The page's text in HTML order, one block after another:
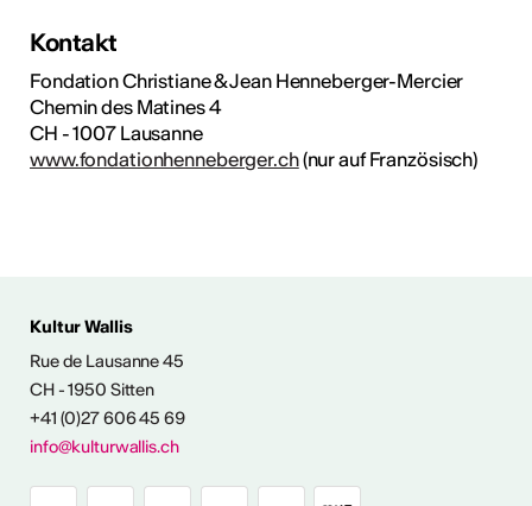
Kontakt
Fondation Christiane & Jean Henneberger-Mercier
Chemin des Matines 4
CH - 1007 Lausanne
www.fondationhenneberger.ch(nur auf Französisch)
Kultur Wallis
Rue de Lausanne 45
CH - 1950 Sitten
+41 (0)27 606 45 69
info@kulturwallis.ch